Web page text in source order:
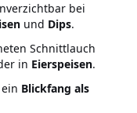
bei
und Dips.
Schnittlauch
in Eierspeisen.
Blickfang als